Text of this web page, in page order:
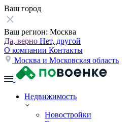
Ваш город
Ваш регион: Москва
Да, верно Нет, другой
О компании Контакты
Москва и Московская область
Недвижимость
Новостройки